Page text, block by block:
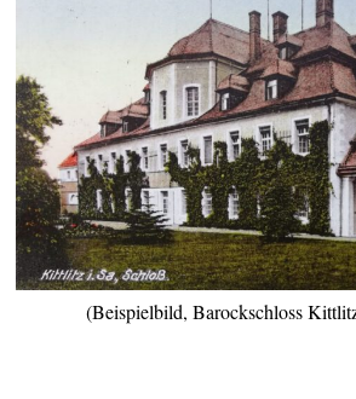
(Beispielbild, Barockschloss